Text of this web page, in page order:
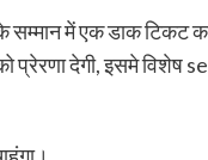
में एक डाक टिकट
प्रेरणा देगी, इसमे